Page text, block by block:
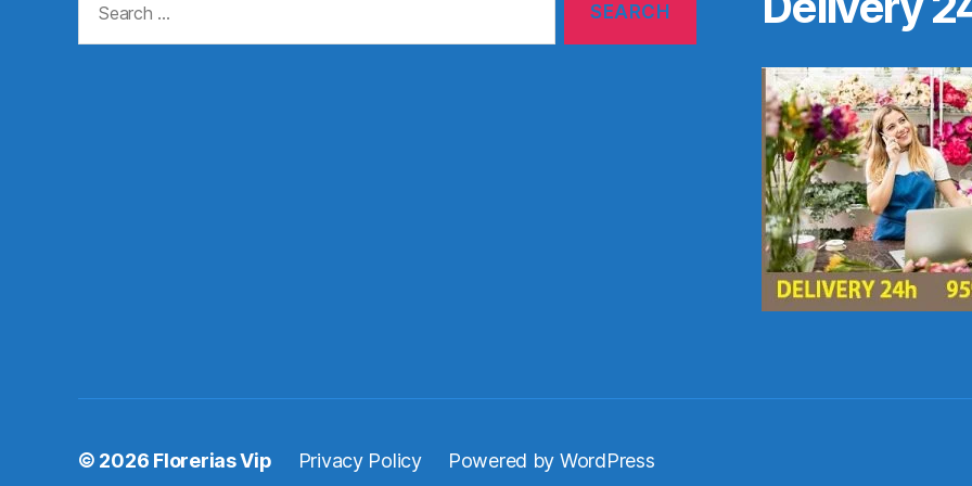
for:
© 2026 Florerias Vip Privacy Policy Powered by WordPress